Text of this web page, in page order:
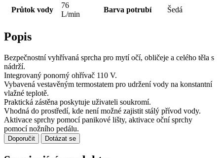
Průtok vody
76
L/min
Barva potrubí Šedá
Popis
Bezpečnostní vyhřívaná sprcha pro mytí očí, obličeje a celého těla s
nádrží.
Integrovaný ponorný ohřívač 110 V.
Vybavená vestavěným termostatem pro udržení vody na konstantní
vlažné teplotě.
Praktická zástěna poskytuje uživateli soukromí.
Vhodná do prostředí, kde není možné zajistit stálý přívod vody.
Aktivace sprchy pomocí panikové lišty, aktivace oční sprchy
pomocí nožního pedálu.
Doporučit Dotázat se